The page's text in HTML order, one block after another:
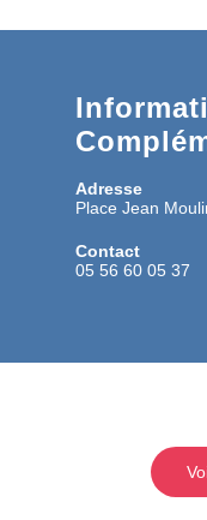
Adresse
Place Jean
Contact
05 56 60 05 37